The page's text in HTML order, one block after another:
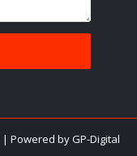
| Powered by GP-Digital